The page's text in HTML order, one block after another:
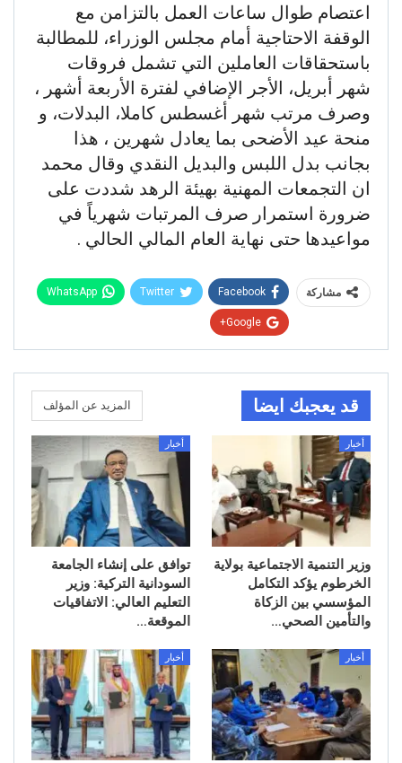
اعتصام طوال ساعات العمل بالتزامن مع
الوقفة الاحتاجية أمام مجلس الوزراء، للمطالبة
باستحقاقات العاملين التي تشمل فروقات
شهر أبريل، الأجر الإضافي لفترة الأربعة أشهر ،
وصرف مرتب شهر أغسطس كاملا، البدلات، و
منحة عيد الأضحى بما يعادل شهرين ، هذا
بجانب بدل اللبس والبديل النقدي وقال محمد
ان التجمعات المهنية بهيئة الرهد شددت على
ضرورة استمرار صرف المرتبات شهرياً في
مواعيدها حتى نهاية العام المالي الحالي .
مشاركة Facebook
Twitter
WhatsApp
Google+
قد يعجبك ايضا المزيد عن المؤلف
أخبار
وزير التنمية الاجتماعية بولاية
الخرطوم يؤكد التكامل
المؤسسي بين الزكاة
والتأمين الصحي…
أخبار
توافق على إنشاء الجامعة
السودانية التركية: وزير
التعليم العالي: الاتفاقيات
الموقعة…
أخبار أخبار